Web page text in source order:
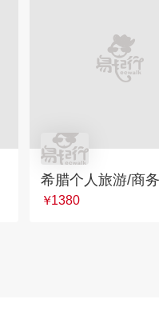
￥1380